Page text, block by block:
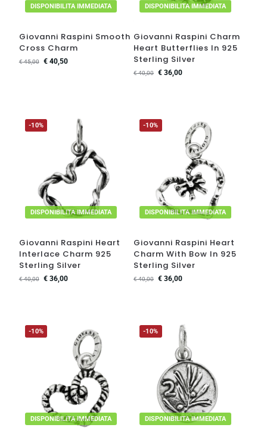
DISPONIBILITA IMMEDIATA
Giovanni Raspini Smooth
Cross Charm
€45,00 €40,50
DISPONIBILITA IMMEDIATA
Giovanni Raspini Charm
Heart Butterflies In 925
Sterling Silver
€40,00 € 36,00
-10%
DISPONIBILITA IMMEDIATA
Giovanni Raspini Heart
Interlace Charm 925
Sterling Silver
€40,00 €36,00
-10%
DISPONIBILITA IMMEDIATA
Giovanni Raspini Heart
Charm With Bow In 925
Sterling Silver
€40,00 € 36,00
-10%
DISPONIBILITA IMMEDIATA
-10%
DISPONIBILITA IMMEDIATA